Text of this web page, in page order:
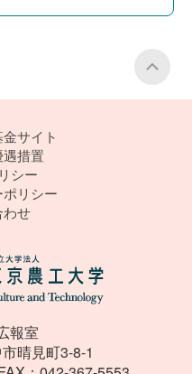
サイト
措置
シー
リシー
わせ
報室
晴見町3-8-1